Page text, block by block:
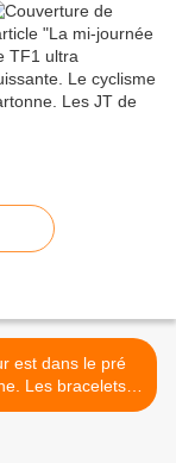
est dans le pré
Les bracelets
et Adieu Vinyle